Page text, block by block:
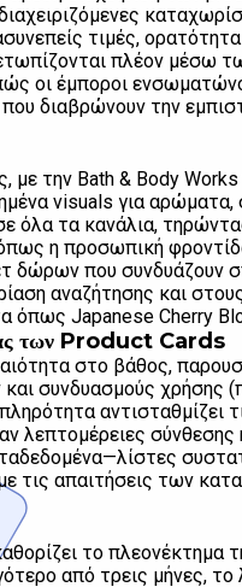
τιμές,
πλέον μέσω
οι έμποροι
διαβρώνουν την
την Bath & Body Works
visuals για αρώματα,
όλα τα κανάλια,
όπως η προσωπική
δώρων που συνδυάζουν
αναζήτησης και
όπως Japanese Cherry
των Product Cards
στο βάθος,
συνδυασμούς χρήσης
αντισταθμίζει
λεπτομέρειες σύνθεσης
τις απαιτήσεις των
το πλεονέκτημα
από τρεις μήνες, το